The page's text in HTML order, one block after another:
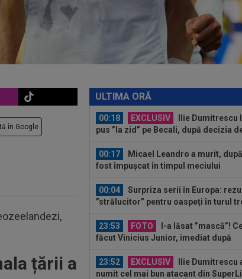
în Google
țării a
ULTIMA ORĂ
EXCLUSIV
Doi jucători din
SuperLiga, propuși la FCSB: ”Pot plăti
EXCLUSIV
Dan Petrescu
carierei
00:18 EXCLUSIV
Ilie Dumitrescu
pus ”la zid” pe Becali, după decizia
00:17
Micael Leandro a murit,
fost împușcat în timpul meciului
00:04
Surpriza serii în Europa:
”strălucitor” pentru oaspeți în turul
23:53 FOTO
I-a lăsat ”mască”!
făcut Vinicius Junior, imediat după
23:52
EXCLUSIV
Ilie Dumitrescu
numit cel mai bun atacant din